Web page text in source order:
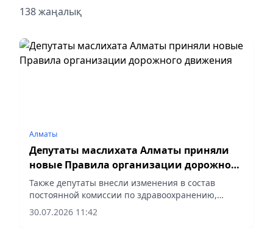
138 жаңалық
Алматы
Депутаты маслихата Алматы приняли
новые Правила организации дорожного
движения
Также депутаты внесли изменения в состав
постоянной комиссии по здравоохранению,
образованию и занятости, сообщает vapress.kz.
30.07.2026 11:42